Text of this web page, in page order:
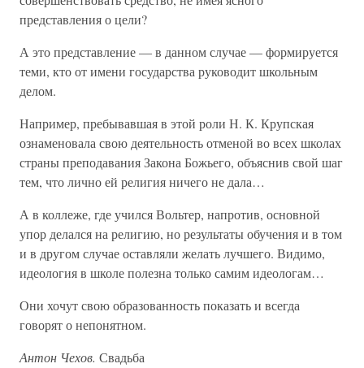
представления о цели?
А это представление — в данном случае — формируется
теми, кто от имени государства руководит школьным
делом.
Например, пребывавшая в этой роли Н. К. Крупская
ознаменовала свою деятельность отменой во всех школах
страны преподавания Закона Божьего, объяснив свой шаг
тем, что лично ей религия ничего не дала…
А в коллеже, где учился Вольтер, напротив, основной
упор делался на религию, но результаты обучения и в том
и в другом случае оставляли желать лучшего. Видимо,
идеология в школе полезна только самим идеологам…
Они хочут свою образованность показать и всегда
говорят о непонятном.
Антон Чехов. Свадьба